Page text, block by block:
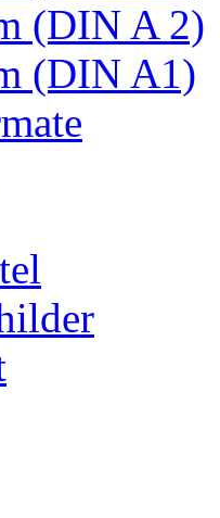
(DIN A 2)
(DIN A1)